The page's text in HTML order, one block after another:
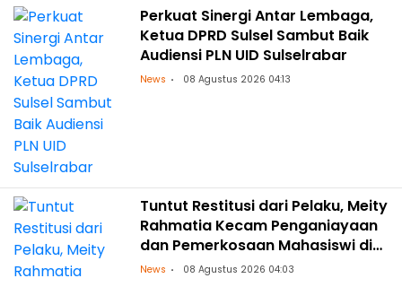
Perkuat Sinergi Antar Lembaga,
Ketua DPRD Sulsel Sambut Baik
Audiensi PLN UID Sulselrabar
News 08 Agustus 2026 04:13
Tuntut Restitusi dari Pelaku, Meity
Rahmatia Kecam Penganiayaan
dan Pemerkosaan Mahasiswi di
Makassar
News 08 Agustus 2026 04:03